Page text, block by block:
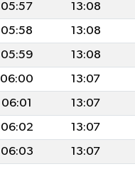
05:57 13:08
05:58 13:08
05:59 13:08
06:00 13:07
06:01 13:07
06:02 13:07
06:03 13:07